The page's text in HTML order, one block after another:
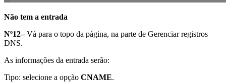
Não tem a entrada
Nº12–Vá para o topo da página, na parte de Gerenciar registros
DNS.
As informações da entrada serão:
Tipo: selecione a opção CNAME.